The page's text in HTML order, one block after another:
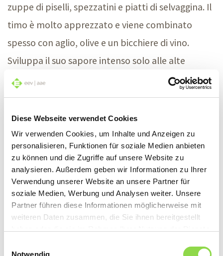
Diese Webseite verwendet Cookies
Wir verwenden Cookies, um Inhalte und Anzeigen zu
personalisieren, Funktionen für soziale Medien anbieten
zu können und die Zugriffe auf unsere Website zu
analysieren. Außerdem geben wir Informationen zu Ihrer
Verwendung unserer Website an unsere Partner für
soziale Medien, Werbung und Analysen weiter. Unsere
Partner führen diese Informationen möglicherweise mit
weiteren Daten zusammen, die Sie ihnen bereitgestellt
Notwendig
zuppe di piselli, spezzatini e piatti di selvaggina. Il
timo è molto apprezzato e viene combinato
spesso con aglio, olive e un bicchiere di vino.
Sviluppa il suo sapore intenso solo alle alte
temperature e può quindi essere cotto senza
problemi. Il timo è usato come rimedio casalingo
per liberare le vie respiratorie, stimola la
formazione dei succhi gastrici e ha un effetto
espettorante contro il raffreddore.
Salvia, l’erba medicinale
Benché anche le altre quattro erbe abbiano un
nome. «Salvia», infatti, deriva dalla parola latina